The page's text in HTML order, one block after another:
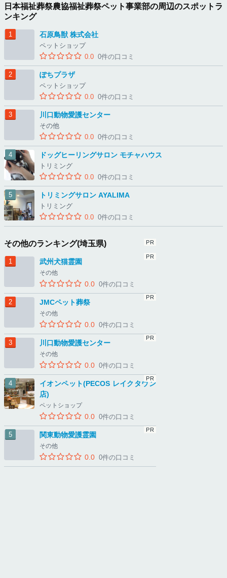
日本福祉葬祭農協福祉葬祭ペット事業部の周辺のスポットラ
ンキング
石原鳥獣 株式会社
ペットショップ
0.0 0件の口コミ
ぽちプラザ
ペットショップ
0.0 0件の口コミ
川口動物愛護センター
その他
0.0 0件の口コミ
ドッグヒーリングサロン モチャハウス
トリミング
0.0 0件の口コミ
トリミングサロン AYALIMA
トリミング
0.0 0件の口コミ
その他のランキング(埼玉県)
武州犬猫霊園
その他
0.0 0件の口コミ
JMCペット葬祭
その他
0.0 0件の口コミ
川口動物愛護センター
その他
0.0 0件の口コミ
イオンペット(PECOS レイクタウン
店)
ペットショップ
0.0 0件の口コミ
関東動物愛護霊園
その他
0.0 0件の口コミ